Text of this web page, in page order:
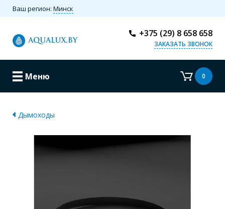
Ваш регион: Минск
+375 (29) 8 658 658
ЗАКАЗАТЬ ЗВОНОК
Меню 0
Дымоходы